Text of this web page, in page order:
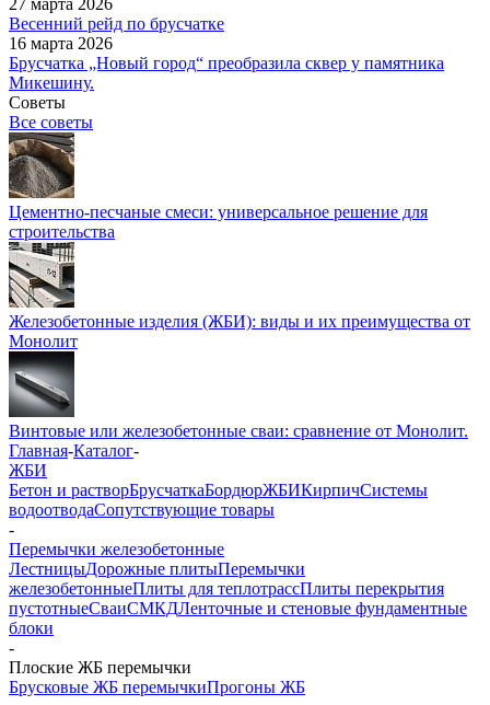
27 марта 2026
Весенний рейд по брусчатке
16 марта 2026
Брусчатка „Новый город“ преобразила сквер у памятника
Микешину.
Советы
Все советы
Цементно-песчаные смеси: универсальное решение для
строительства
Железобетонные изделия (ЖБИ): виды и их преимущества от
Монолит
Винтовые или железобетонные сваи: сравнение от Монолит.
Главная-Каталог-
ЖБИ
Бетон и растворБрусчаткаБордюрЖБИКирпичСистемы
водоотводаСопутствующие товары
-
Перемычки железобетонные
ЛестницыДорожные плитыПеремычки
железобетонныеПлиты для теплотрассПлиты перекрытия
пустотныеСваиСМКДЛенточные и стеновые фундаментные
блоки
-
Плоские ЖБ перемычки
Брусковые ЖБ перемычкиПрогоны ЖБ